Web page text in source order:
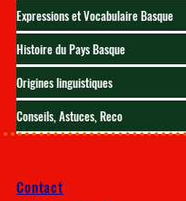
Expressions et Vocabulaire Basque
Histoire du Pays Basque
Origines linguistiques
Conseils, Astuces, Reco
Contact